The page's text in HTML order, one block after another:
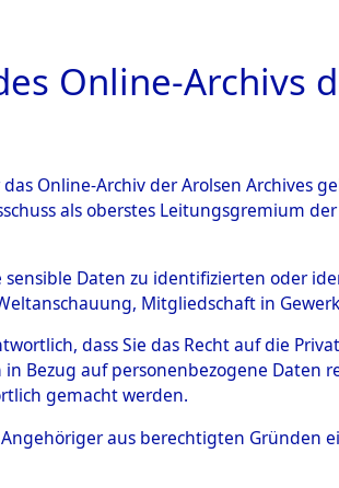
ARCHIVALE
→Kreis
0007
Übergeordnetes
Online-Archivs
Online-Archiv der Arolsen
als oberstes Leitungsgremium
sensible Daten zu identifizierten oder
Mitgliedschaft in
dass Sie das Recht auf die
Bezug auf personenbezogene
gemacht werden.
Angehöriger aus berechtigten